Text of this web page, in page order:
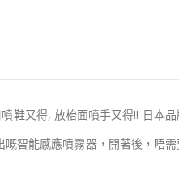
鞋又得, 放枱面噴手又得!! 日本
智能感應噴霧器，開著後，唔